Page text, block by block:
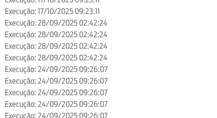
Execução: 17/10/2025 09:23:11
Execução: 28/09/2025 02:42:24
Execução: 28/09/2025 02:42:24
Execução: 28/09/2025 02:42:24
Execução: 28/09/2025 02:42:24
Execução: 24/09/2025 09:26:07
Execução: 24/09/2025 09:26:07
Execução: 24/09/2025 09:26:07
Execução: 24/09/2025 09:26:07
Execução: 24/09/2025 09:26:07